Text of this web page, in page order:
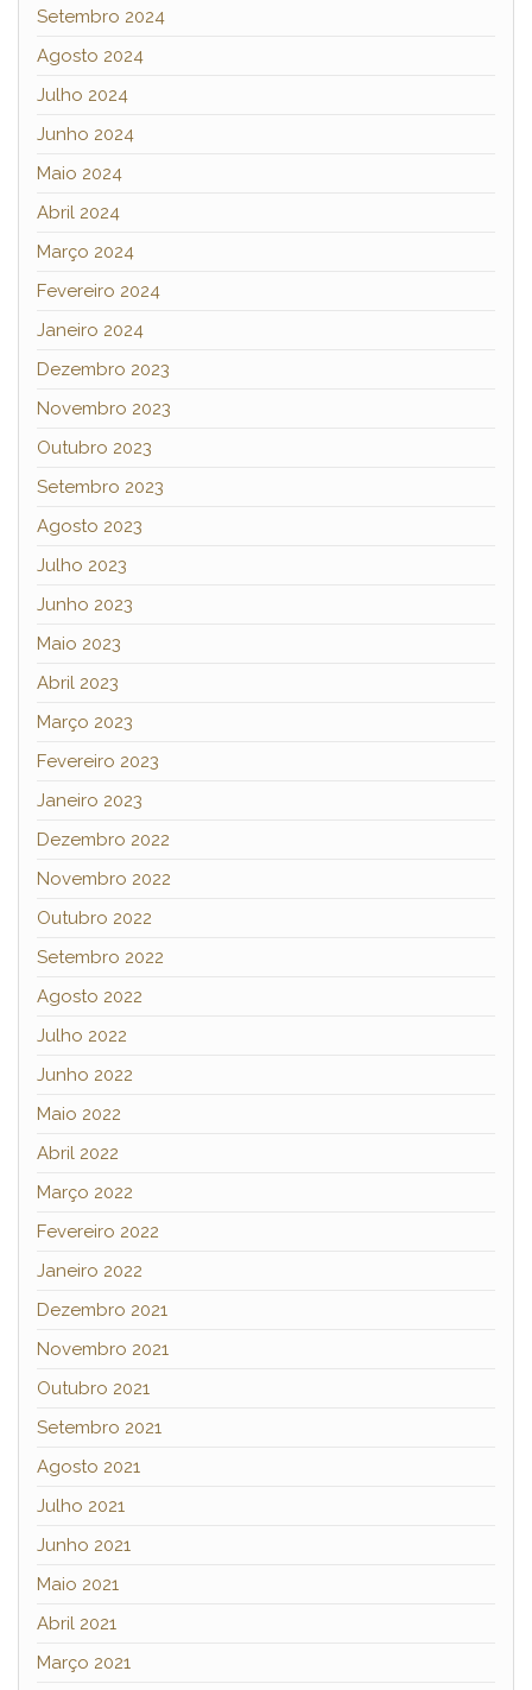
Setembro 2024
Agosto 2024
Julho 2024
Junho 2024
Maio 2024
Abril 2024
Março 2024
Fevereiro 2024
Janeiro 2024
Dezembro 2023
Novembro 2023
Outubro 2023
Setembro 2023
Agosto 2023
Julho 2023
Junho 2023
Maio 2023
Abril 2023
Março 2023
Fevereiro 2023
Janeiro 2023
Dezembro 2022
Novembro 2022
Outubro 2022
Setembro 2022
Agosto 2022
Julho 2022
Junho 2022
Maio 2022
Abril 2022
Março 2022
Fevereiro 2022
Janeiro 2022
Dezembro 2021
Novembro 2021
Outubro 2021
Setembro 2021
Agosto 2021
Julho 2021
Junho 2021
Maio 2021
Abril 2021
Março 2021